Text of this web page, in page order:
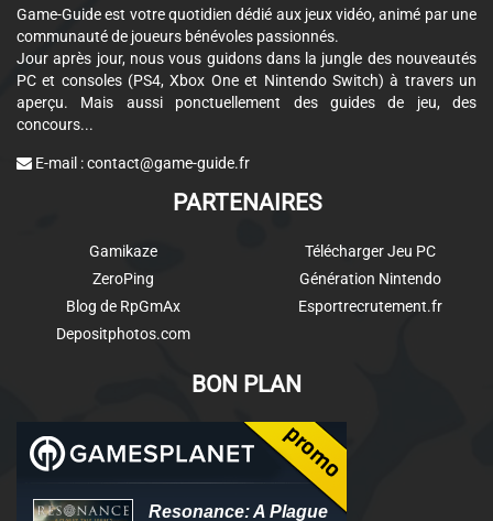
Game-Guide est votre quotidien dédié aux jeux vidéo, animé par une
communauté de joueurs bénévoles passionnés.
Jour après jour, nous vous guidons dans la jungle des nouveautés
PC et consoles (PS4, Xbox One et Nintendo Switch) à travers un
aperçu. Mais aussi ponctuellement des guides de jeu, des
concours...
E-mail :contact@game-guide.fr
PARTENAIRES
Gamikaze
ZeroPing
Blog de RpGmAx
Depositphotos.com
Télécharger Jeu PC
Génération Nintendo
Esportrecrutement.fr
BON PLAN